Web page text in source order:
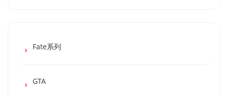
Fate系列
GTA